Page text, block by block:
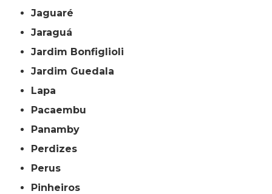
Jaguaré
Jaraguá
Jardim Bonfiglioli
Jardim Guedala
Lapa
Pacaembu
Panamby
Perdizes
Perus
Pinheiros